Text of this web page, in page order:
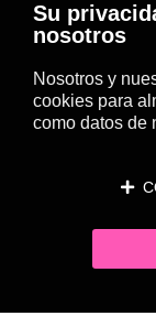
Su
nosotros
Nosotros y
cookies para
como datos de